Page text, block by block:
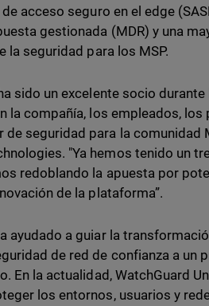
acceso seguro en el edge
gestionada (MDR) y una
la seguridad para los MSP.
sido un excelente socio
la compañía, los empleados,
seguridad para la comunidad
"Ya hemos tenido un
redoblando la apuesta por
de la plataforma”.
ayudado a guiar la
de red de confianza a un
En la actualidad, WatchGuard
los entornos, usuarios y